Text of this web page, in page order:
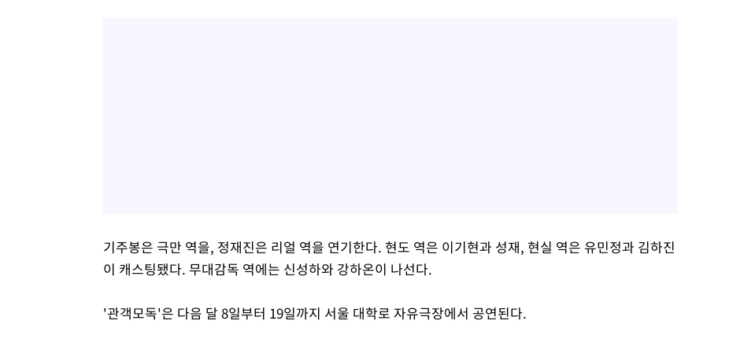
기주봉은 극만 역을, 정재진은 리얼 역을 연기한다. 현도 역은 이기현과 성재, 현실 역은 유민정과 김하진
이 캐스팅됐다. 무대감독 역에는 신성하와 강하온이 나선다.
'관객모독'은 다음 달 8일부터 19일까지 서울 대학로 자유극장에서 공연된다.